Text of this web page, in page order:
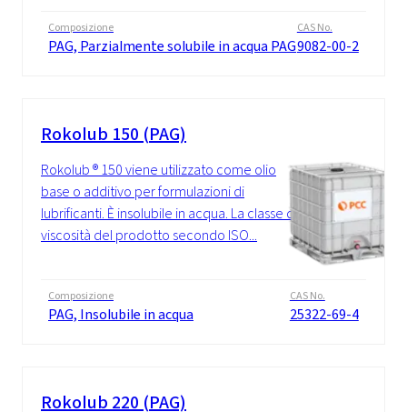
Composizione
PAG, Parzialmente solubile in acqua PAG
CAS No.
9082-00-2
Rokolub 150 (PAG)
Rokolub ® 150 viene utilizzato come olio
base o additivo per formulazioni di
lubrificanti. È insolubile in acqua. La classe di
viscosità del prodotto secondo ISO...
Composizione
PAG, Insolubile in acqua
CAS No.
25322-69-4
Rokolub 220 (PAG)